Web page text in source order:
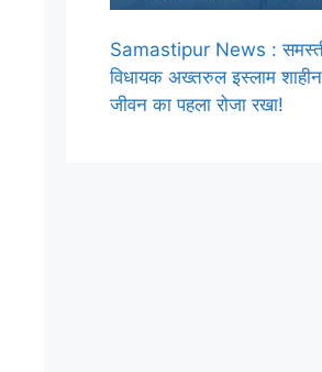
Samastipur News :
विधायक अख्तरुल इस्लाम
जीवन का पहला रोजा रखा!